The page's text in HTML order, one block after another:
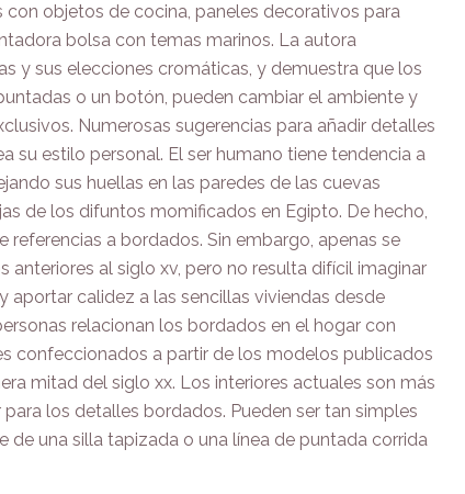
objetos de cocina, paneles decorativos para
bolsa con temas marinos. La autora
y sus elecciones cromáticas, y demuestra que los
o un botón, pueden cambiar el ambiente y
Numerosas sugerencias para añadir detalles
su estilo personal. El ser humano tiene tendencia a
sus huellas en las paredes de las cuevas
de los difuntos momificados en Egipto. De hecho,
referencias a bordados. Sin embargo, apenas se
al siglo xv, pero no resulta difícil imaginar
aportar calidez a las sencillas viviendas desde
relacionan los bordados en el hogar con
confeccionados a partir de los modelos publicados
mitad del siglo xx. Los interiores actuales son más
los detalles bordados. Pueden ser tan simples
de una silla tapizada o una línea de puntada corrida